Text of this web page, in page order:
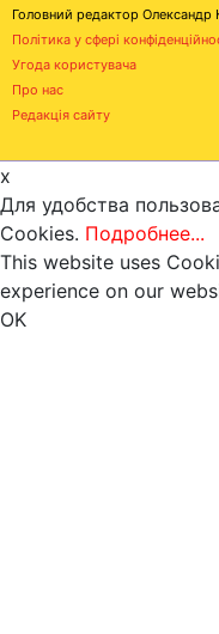
Головний редактор Олександр
Політика у сфері
Угода користувача
Про нас
Редакція сайту
x
Для удобства
Cookies. Подробнее...
This website uses
experience on our
OK